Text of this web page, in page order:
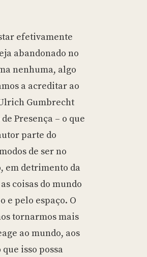
efetivamente
abandonado no
nenhuma, algo
a acreditar ao
Gumbrecht
Presença – o que
parte do
de ser no
em detrimento da
coisas do mundo
e pelo espaço. O
tornarmos mais
ao mundo, aos
isso possa